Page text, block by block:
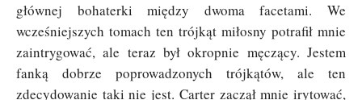
głównej bohaterki między dwoma facetami. We
wcześniejszych tomach ten trójkąt miłosny potrafił mnie
zaintrygować, ale teraz był okropnie męczący. Jestem
fanką dobrze poprowadzonych trójkątów, ale ten
zdecydowanie taki nie jest. Carter zaczął mnie irytować,